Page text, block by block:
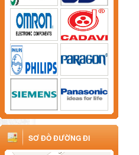
SƠ ĐỒ ĐƯỜNG ĐI